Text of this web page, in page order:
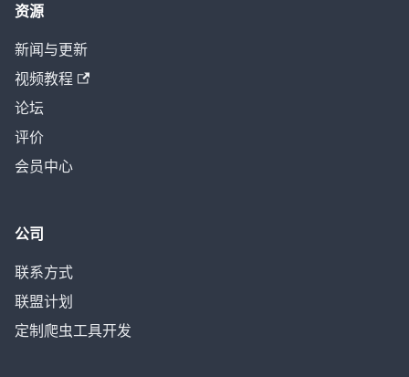
资源
新闻与更新
视频教程
论坛
评价
会员中心
公司
联系方式
联盟计划
定制爬虫工具开发